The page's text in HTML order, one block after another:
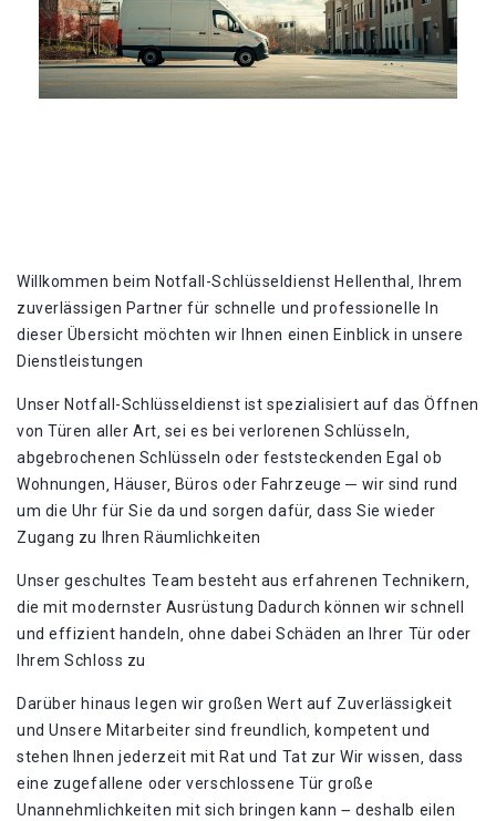
Willkommen beim Notfall-Schlüsseldienst Hellenthal‚ Ihrem
zuverlässigen Partner für schnelle und professionelle In
dieser Übersicht möchten wir Ihnen einen Einblick in unsere
Dienstleistungen
Unser Notfall-Schlüsseldienst ist spezialisiert auf das Öffnen
von Türen aller Art‚ sei es bei verlorenen Schlüsseln‚
abgebrochenen Schlüsseln oder feststeckenden Egal ob
Wohnungen‚ Häuser‚ Büros oder Fahrzeuge ─ wir sind rund
um die Uhr für Sie da und sorgen dafür‚ dass Sie wieder
Zugang zu Ihren Räumlichkeiten
Unser geschultes Team besteht aus erfahrenen Technikern‚
die mit modernster Ausrüstung Dadurch können wir schnell
und effizient handeln‚ ohne dabei Schäden an Ihrer Tür oder
Ihrem Schloss zu
Darüber hinaus legen wir großen Wert auf Zuverlässigkeit
und Unsere Mitarbeiter sind freundlich‚ kompetent und
stehen Ihnen jederzeit mit Rat und Tat zur Wir wissen‚ dass
eine zugefallene oder verschlossene Tür große
Unannehmlichkeiten mit sich bringen kann ౼ deshalb eilen